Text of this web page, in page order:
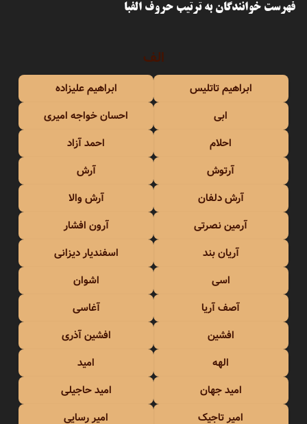
فهرست خوانندگان به ترتیب حروف الفبا
الف
ابراهیم تاتلیس
ابراهیم علیزاده
ابی
احسان خواجه امیری
احلام
احمد آزاد
آرتوش
آرش
آرش دلفان
آرش والا
آرمین نصرتی
آرون افشار
آریان بند
اسفندیار دیزانی
اسی
اشوان
آصف آریا
آغاسی
افشین
افشین آذری
الهه
امید
امید جهان
امید حاجیلی
امیر تاجیک
امیر رسایی